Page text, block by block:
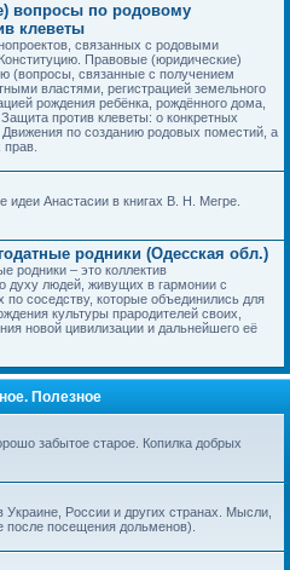
вопросы по родовому
клеветы
связанных с родовыми
Правовые (юридические)
(вопросы, связанные с получением
властями, регистрацией земельного
рождения ребёнка, рождённого дома,
против клеветы: о конкретных
Движения по созданию родовых поместий, а
идеи Анастасии в книгах В. Н. Мегре.
родники (Одесская обл.)
родники – это коллектив
духу людей, живущих в гармонии с
соседству, которые объединились для
культуры прародителей своих,
новой цивилизации и дальнейшего её
Полезное
забытое старое. Копилка добрых
России и других странах. Мысли,
после посещения дольменов).